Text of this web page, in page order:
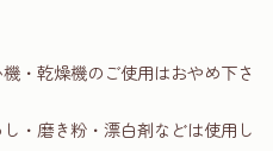
・乾燥機のご使用はおやめ下さ
・磨き粉・漂白剤などは使用し